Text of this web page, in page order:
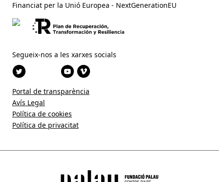
Financiat per la Unió Europea - NextGenerationEU
Segueix-nos a les xarxes socials
Portal de transparència
Avís Legal
Política de cookies
Política de privacitat